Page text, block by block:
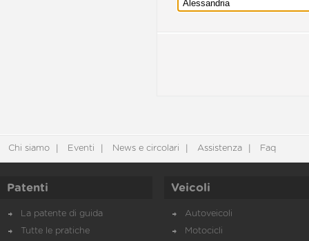
Chi siamo Eventi News e circolari Assistenza Faq
Patenti
La patente di guida
Tutte le pratiche
Veicoli
Autoveicoli
Motocicli